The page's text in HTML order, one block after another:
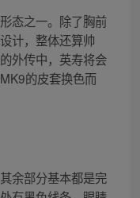
态之一。除了胸前
计，整体还算帅
外传中，英寿将会
的皮套换色而
余部分基本都是完